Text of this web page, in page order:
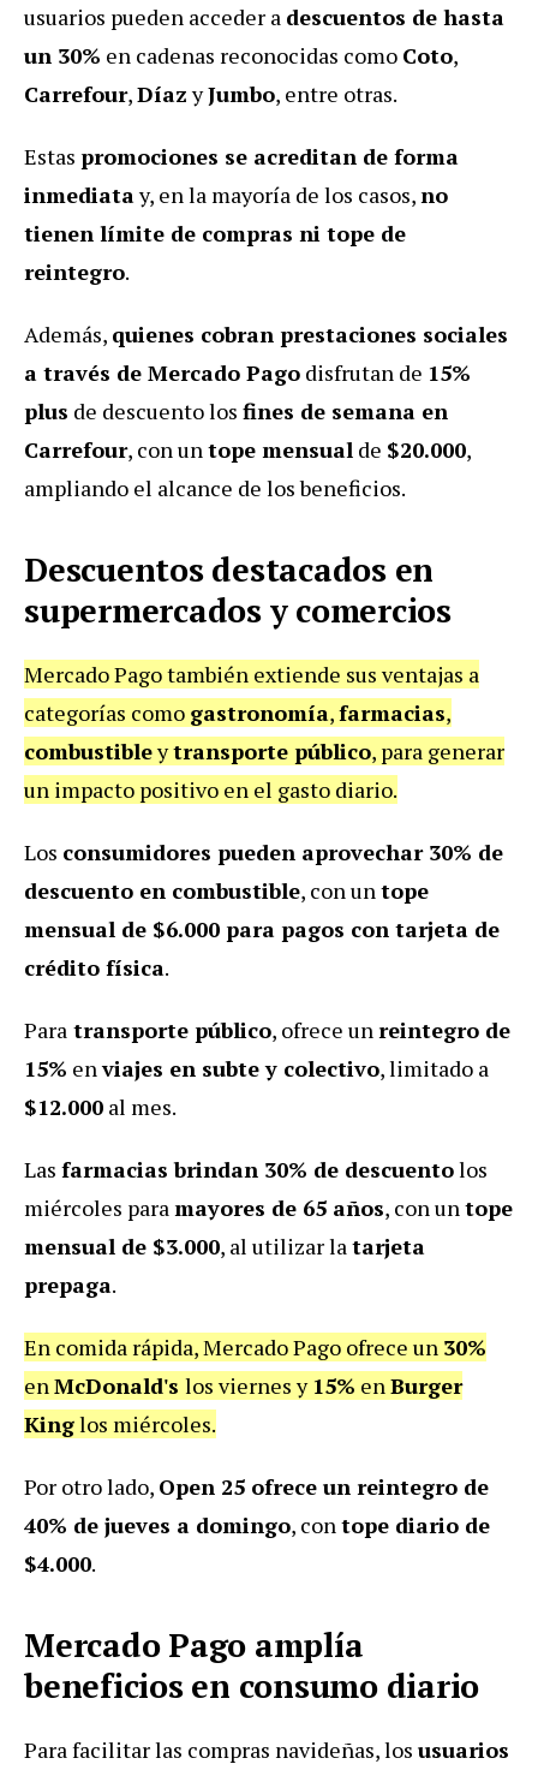
usuarios pueden acceder a descuentos de hasta
un 30% en cadenas reconocidas como Coto,
Carrefour,DíazyJumbo, entre otras.
Estas promociones se acreditan de forma
inmediatay, en la mayoría de los casos,no
tienen límite de compras ni tope de
reintegro.
Además, quienes cobran prestaciones sociales
a través de Mercado Pago disfrutan de 15%
plus de descuento los fines de semana en
Carrefour, con un tope mensual de $20.000,
ampliando el alcance de los beneficios.
Descuentos destacados en
supermercados y comercios
Mercado Pago también extiende sus ventajas a
categorías como gastronomía,farmacias,
combustibleytransporte público, para generar
un impacto positivo en el gasto diario.
Los consumidores pueden aprovechar 30% de
descuento en combustible, con un tope
mensual de $6.000 para pagos con tarjeta de
crédito física.
Para transporte público, ofrece un reintegro de
15% enviajes en subte y colectivo, limitado a
$12.000 al mes.
Las farmacias brindan 30% de descuentolos
miércoles para mayores de 65 años, con un tope
mensual de $3.000, al utilizar la tarjeta
prepaga.
En comida rápida, Mercado Pago ofrece un 30%
en McDonald's los viernes y 15% en Burger
Kinglos miércoles.
Por otro lado, Open 25 ofrece un reintegro de
40% de jueves a domingo, con tope diario de
$4.000.
Mercado Pago amplía
beneficios en consumo diario
Para facilitar las compras navideñas, los usuarios